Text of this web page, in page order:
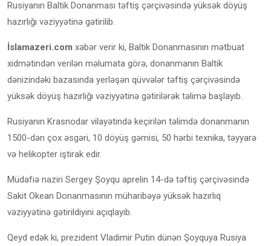
Rusiyanın Baltik Donanması təftiş çərçivəsində yüksək döyüş
hazırlığı vəziyyətinə gətirilib.
İslamazeri.com xəbər verir ki, Baltik Donanmasının mətbuat
xidmətindən verilən məlumata görə, donanmanın Baltik
dənizindəki bazasında yerləşən qüvvələr təftiş çərçivəsində
yüksək döyüş hazırlığı vəziyyətinə gətirilərək təlimə başlayıb.
Rusiyanın Krasnodar vilayətində keçirilən təlimdə donanmanın
1500-dən çox əsgəri, 10 döyüş gəmisi, 50 hərbi texnika, təyyarə
və helikopter iştirak edir.
Müdafiə naziri Sergey Şoyqu aprelin 14-də təftiş çərçivəsində
Sakit Okean Donanmasının müharibəyə yüksək hazırlıq
vəziyyətinə gətirildiyini açıqlayıb.
Qeyd edək ki, prezident Vladimir Putin dünən Şoyquya Rusiya